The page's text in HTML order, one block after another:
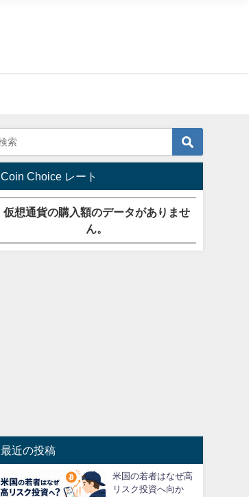
Coin Choice レート
仮想通貨の購入額のデータがありませ
ん。
最近の投稿
米国の若者はなぜ高
リスク投資へ向か